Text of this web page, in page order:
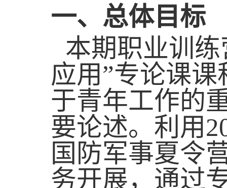
一、 总体目标
本期职业训
应用”专论课
于青年工作的
要论述。 利用
国防军事夏令
务开展，通过